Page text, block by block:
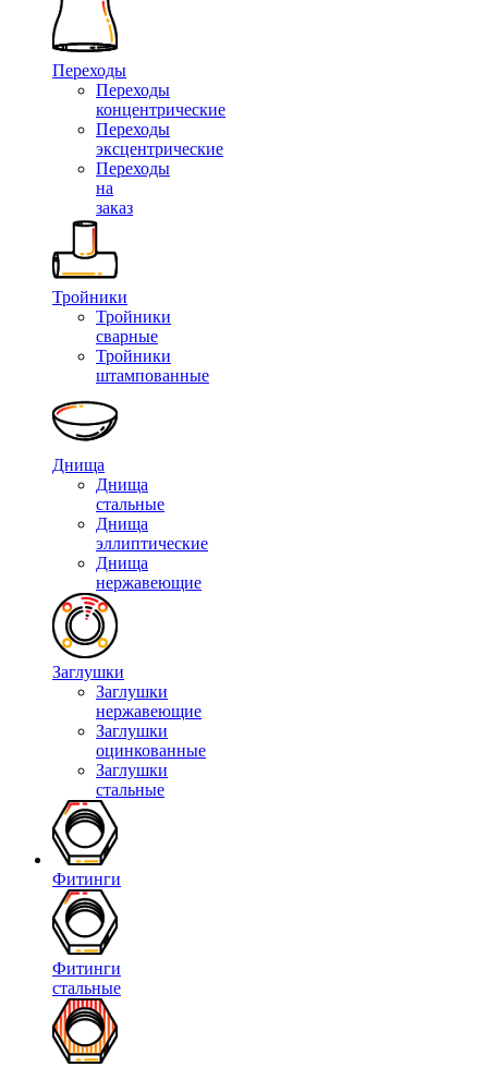
Переходы
Переходы
концентрические
Переходы
эксцентрические
Переходы
на
заказ
Тройники
Тройники
сварные
Тройники
штампованные
Днища
Днища
стальные
Днища
эллиптические
Днища
нержавеющие
Заглушки
Заглушки
нержавеющие
Заглушки
оцинкованные
Заглушки
стальные
Фитинги
Фитинги
стальные